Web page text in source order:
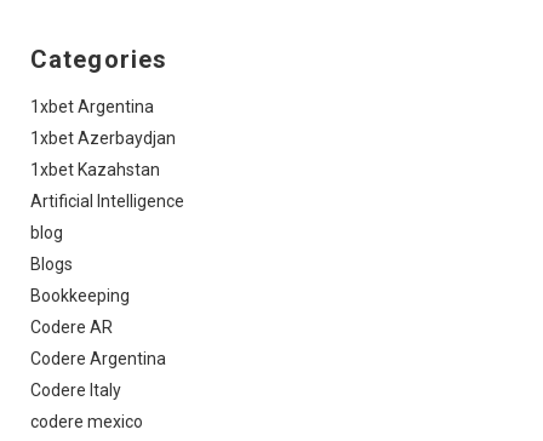
Categories
1xbet Argentina
1xbet Azerbaydjan
1xbet Kazahstan
Artificial Intelligence
blog
Blogs
Bookkeeping
Codere AR
Codere Argentina
Codere Italy
codere mexico